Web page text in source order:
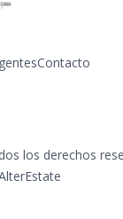
Contacto
los derechos